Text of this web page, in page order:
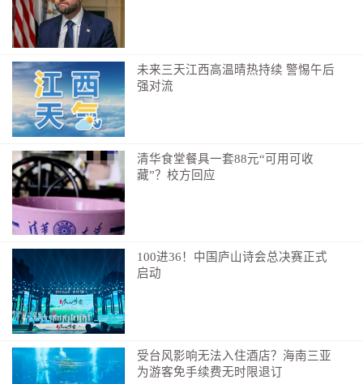
未来三天江西高温晴热持续 警惕午后
强对流
清华食堂餐具一套88元“可用可收
藏”？校方回应
100进36！中国庐山诗会总决赛正式
启动
受台风影响无法入住酒店？海南三亚
为游客免手续费无时限退订